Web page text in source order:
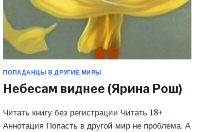
ПОПАДАНЦЫ В ДРУГИЕ МИРЫ
Небесам виднее (Ярина Рош)
Читать книгу без регистрации Читать 18+
Аннотация Попасть в другой мир не проблема. А